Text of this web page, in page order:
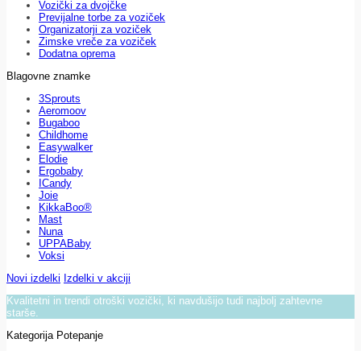
Vozički za dvojčke
Previjalne torbe za voziček
Organizatorji za voziček
Zimske vreče za voziček
Dodatna oprema
Blagovne znamke
3Sprouts
Aeromoov
Bugaboo
Childhome
Easywalker
Elodie
Ergobaby
ICandy
Joie
KikkaBoo®
Mast
Nuna
UPPABaby
Voksi
Novi izdelki Izdelki v akciji
Kvalitetni in trendi otroški vozički, ki navdušijo tudi najbolj zahtevne
starše.
Kategorija Potepanje